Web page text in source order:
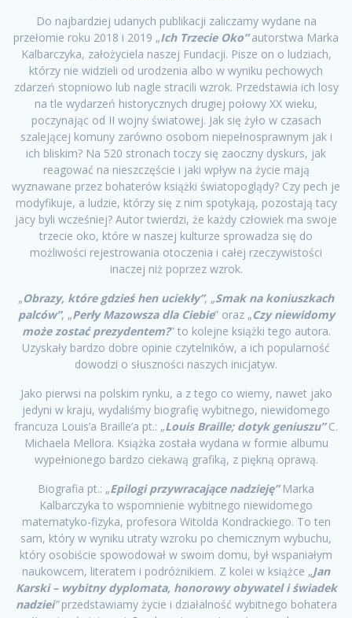
Do najbardziej udanych publikacji zaliczamy wydane na
przełomie roku 2018 i 2019 „Ich Trzecie Oko”autorstwa Marka
Kalbarczyka, założyciela naszej Fundacji. Pisze on o ludziach,
którzy nie widzieli od urodzenia albo w wyniku pechowych
zdarzeń stopniowo lub nagle stracili wzrok. Przedstawia ich losy
na tle wydarzeń historycznych drugiej połowy XX wieku,
poczynając od II wojny światowej. Jak się żyło w czasach
szalejącej komuny zarówno osobom niepełnosprawnym jak i
ich bliskim? Na 520 stronach toczy się zaoczny dyskurs, jak
reagować na nieszczęście i jaki wpływ na życie mają
wyznawane przez bohaterów książki światopoglądy? Czy pech je
modyfikuje, a ludzie, którzy się z nim spotykają, pozostają tacy
jacy byli wcześniej? Autor twierdzi, że każdy człowiek ma swoje
trzecie oko, które w naszej kulturze sprowadza się do
możliwości rejestrowania otoczenia i całej rzeczywistości
inaczej niż poprzez wzrok.
„Obrazy, które gdzieś hen uciekły”, „Smak na koniuszkach
palców”, „Perły Mazowsza dla Ciebie” oraz „Czy niewidomy
może zostać prezydentem?” to kolejne książki tego autora.
Uzyskały bardzo dobre opinie czytelników, a ich popularność
dowodzi o słuszności naszych inicjatyw.
Jako pierwsi na polskim rynku, a z tego co wiemy, nawet jako
jedyni w kraju, wydaliśmy biografię wybitnego, niewidomego
francuza Louis’a Braille’a pt.: „Louis Braille; dotyk geniuszu”C.
Michaela Mellora. Książka została wydana w formie albumu
wypełnionego bardzo ciekawą grafiką, z piękną oprawą.
Biografia pt.: „Epilogi przywracające nadzieję”Marka
Kalbarczyka to wspomnienie wybitnego niewidomego
matematyko-fizyka, profesora Witolda Kondrackiego. To ten
sam, który w wyniku utraty wzroku po chemicznym wybuchu,
który osobiście spowodował w swoim domu, był wspaniałym
naukowcem, literatem i podróżnikiem. Z kolei w książce „Jan
Karski – wybitny dyplomata, honorowy obywatel i świadek
nadziei”przedstawiamy życie i działalność wybitnego bohatera